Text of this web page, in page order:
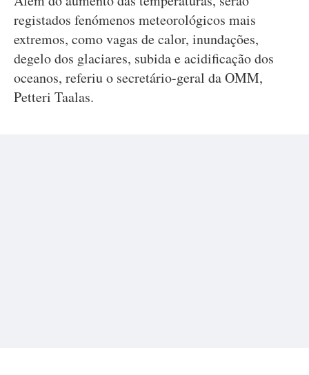
registados fenómenos meteorológicos mais
extremos, como vagas de calor, inundações,
degelo dos glaciares, subida e acidificação dos
oceanos, referiu o secretário-geral da OMM,
Petteri Taalas.